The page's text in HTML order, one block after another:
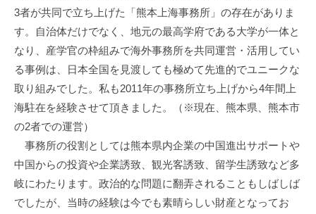
3者が共同で立ち上げた「熊本上海事務所」の存在がありま
す。自治体だけでなく、地元の最高学府である大学が一体と
なり、産学官の枠組みで海外事務所を共同運営・活用してい
る事例は、日本全国を見渡しても極めて先進的でユニークな
取り組みでした。私も2011年の事務所立ち上げから4年間上
海駐在を経験させて頂きました。（※現在、熊本県、熊本市
の2者での運営）
事務所の役割としては熊本県内企業の中国進出サポートや
中国からの投資や企業誘致、観光客誘致、留学生誘致など多
岐にわたります。政治的な問題に翻弄されることもしばしば
でしたが、当時の経験は今でも素晴らしい財産となってお